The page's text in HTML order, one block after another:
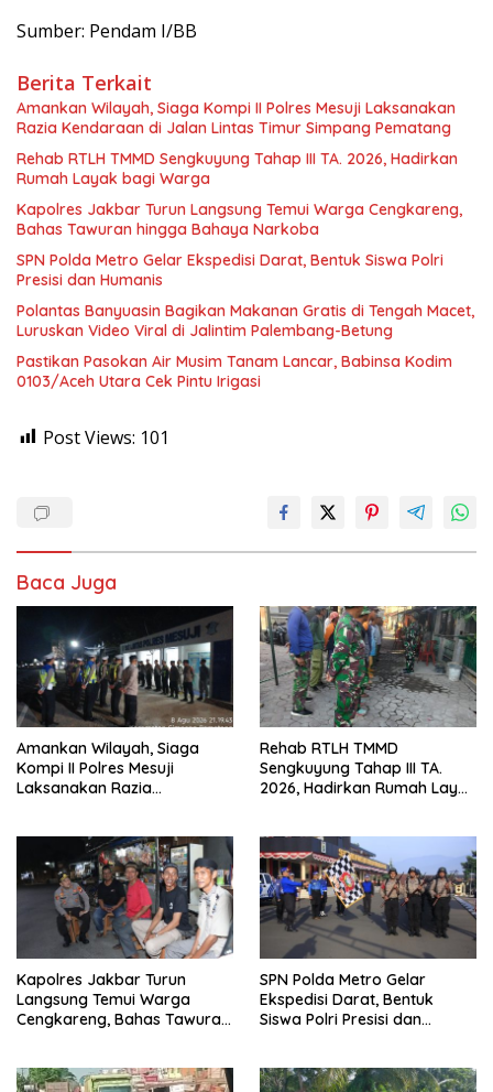
Sumber: Pendam I/BB
Berita Terkait
Amankan Wilayah, Siaga Kompi II Polres Mesuji Laksanakan
Razia Kendaraan di Jalan Lintas Timur Simpang Pematang
Rehab RTLH TMMD Sengkuyung Tahap III TA. 2026, Hadirkan
Rumah Layak bagi Warga
Kapolres Jakbar Turun Langsung Temui Warga Cengkareng,
Bahas Tawuran hingga Bahaya Narkoba
SPN Polda Metro Gelar Ekspedisi Darat, Bentuk Siswa Polri
Presisi dan Humanis
Polantas Banyuasin Bagikan Makanan Gratis di Tengah Macet,
Luruskan Video Viral di Jalintim Palembang-Betung
Pastikan Pasokan Air Musim Tanam Lancar, Babinsa Kodim
0103/Aceh Utara Cek Pintu Irigasi
Post Views: 101
Baca Juga
Amankan Wilayah, Siaga
Kompi II Polres Mesuji
Laksanakan Razia
Rehab RTLH TMMD
Sengkuyung Tahap III TA.
2026, Hadirkan Rumah Layak
Kapolres Jakbar Turun
Langsung Temui Warga
Cengkareng, Bahas Tawuran
SPN Polda Metro Gelar
Ekspedisi Darat, Bentuk
Siswa Polri Presisi dan